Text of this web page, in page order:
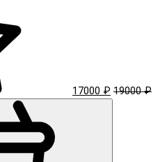
17000 ₽ 19000 ₽